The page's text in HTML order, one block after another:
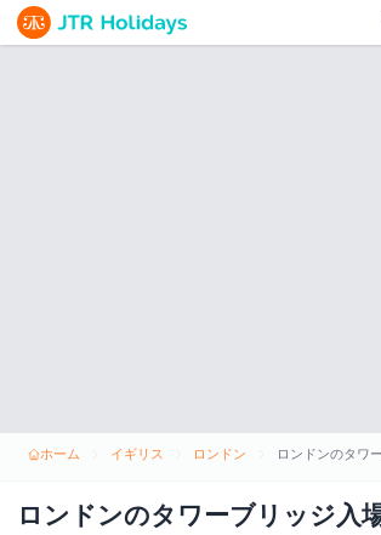
ホーム イギリス ロンドン
ロンドンのタワーブリッジ入